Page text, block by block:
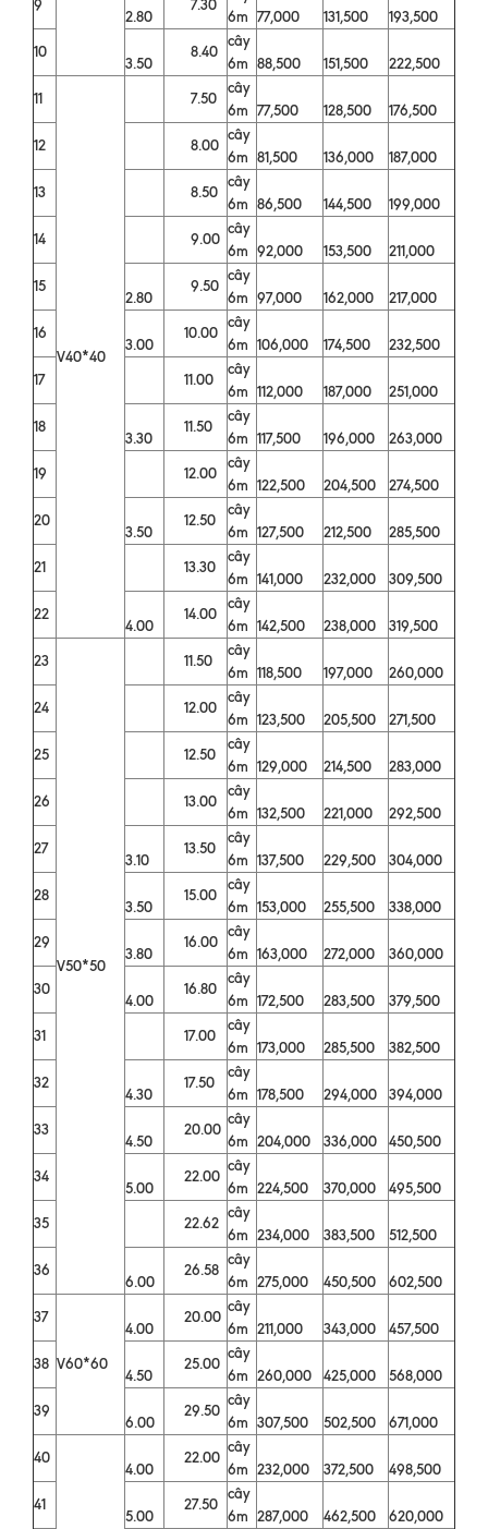
9
2.80
7.30
6m 77,000 131,500
193,500
10
3.50
8.40
cây
6m 88,500 151,500
222,500
11
V40*40
7.50
cây
6m 77,500 128,500
176,500
12
8.00
cây
6m 81,500 136,000
187,000
13
8.50
cây
6m 86,500 144,500
199,000
14
9.00
cây
6m 92,000 153,500
211,000
15
2.80
9.50
cây
6m 97,000 162,000
217,000
16
3.00
10.00
cây
6m 106,000 174,500
232,500
17
11.00
cây
6m 112,000 187,000
251,000
18
3.30
11.50
cây
6m 117,500 196,000
263,000
19
12.00
cây
6m 122,500 204,500
274,500
20
3.50
12.50
cây
6m 127,500 212,500
285,500
21
13.30
cây
6m 141,000 232,000
309,500
22
4.00
14.00
cây
6m 142,500 238,000
319,500
23
V50*50
11.50
cây
6m 118,500 197,000
260,000
24
12.00
cây
6m 123,500 205,500
271,500
25
12.50
cây
6m 129,000 214,500
283,000
26
13.00
cây
6m 132,500 221,000
292,500
27
3.10
13.50
cây
6m 137,500 229,500
304,000
28
3.50
15.00
cây
6m 153,000 255,500
338,000
29
3.80
16.00
cây
6m 163,000 272,000
360,000
30
4.00
16.80
cây
6m 172,500 283,500
379,500
31
17.00
cây
6m 173,000 285,500
382,500
32
4.30
17.50
cây
6m 178,500 294,000
394,000
33
4.50
20.00
cây
6m 204,000 336,000
450,500
34
5.00
22.00
cây
6m 224,500 370,000
495,500
35
22.62
cây
6m 234,000 383,500
512,500
36
6.00
26.58
cây
6m 275,000 450,500
602,500
37
V60*60
4.00
20.00
cây
6m 211,000 343,000
457,500
38
4.50
25.00
cây
6m 260,000 425,000
568,000
39
6.00
29.50
cây
6m 307,500 502,500
671,000
40
4.00
22.00
cây
6m 232,000 372,500
498,500
41
5.00
27.50
cây
6m 287,000 462,500
620,000